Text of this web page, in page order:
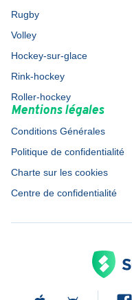
Rugby
Volley
Hockey-sur-glace
Rink-hockey
Roller-hockey
Mentions légales
Conditions Générales
Politique de confidentialité
Charte sur les cookies
Centre de confidentialité